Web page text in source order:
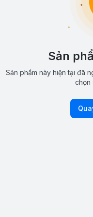
Sản
Sản phẩm này hiện tại đã
chọn